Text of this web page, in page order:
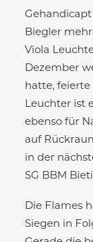
Gehandicapt
Biegler
Viola
Dezember
hatte, feierte
Leuchter ist
ebenso für
auf
in der
SG BBM
Die Flames
Siegen in